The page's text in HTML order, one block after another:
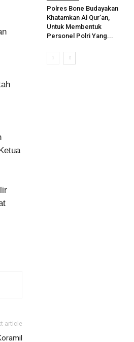
article
Polres Bone Budayakan
Khatamkan Al Qur’an,
Untuk Membentuk
Personel Polri Yang...